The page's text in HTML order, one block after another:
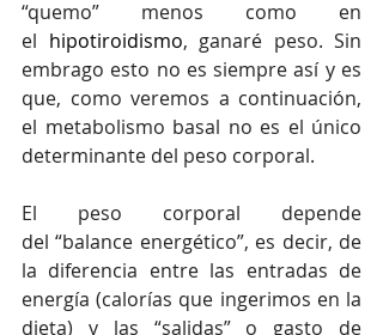
“quemo” menos como en
el hipotiroidismo, ganaré peso. Sin
embrago esto no es siempre así y es
que, como veremos a continuación,
el metabolismo basal no es el único
determinante del peso corporal.
El peso corporal depende
del “balance energético”, es decir, de
la diferencia entre las entradas de
energía (calorías que ingerimos en la
dieta) y las “salidas” o gasto de